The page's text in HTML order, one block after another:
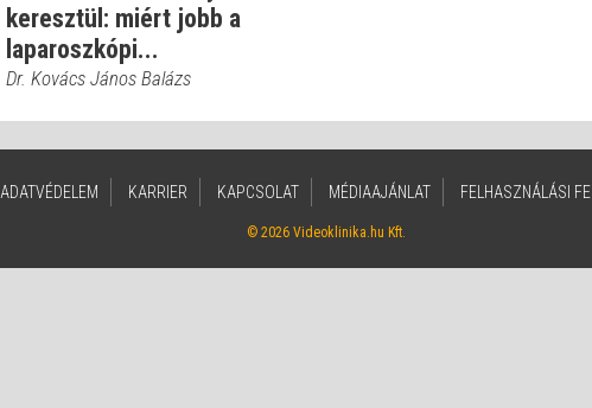
keresztül: miért jobb a
laparoszkópi...
Dr. Kovács János Balázs
ADATVÉDELEM KARRIER KAPCSOLAT MÉDIAAJÁNLAT FELHASZNÁLÁSI
© 2026 Videoklinika.hu Kft.